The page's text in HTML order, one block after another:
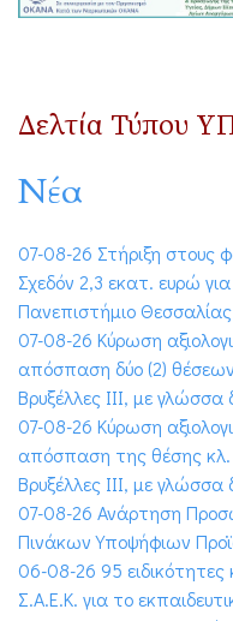
Δελτία Τύπου
Νέα
07-08-26 Στήριξη στους
Σχεδόν 2,3 εκατ. ευρώ
Πανεπιστήμιο Θεσσαλίας
07-08-26 Κύρωση
απόσπαση δύο (2)
Βρυξέλλες ΙΙΙ, με γλώσσα
07-08-26 Κύρωση
απόσπαση της θέσης
Βρυξέλλες ΙΙΙ, με γλώσσα
07-08-26 Ανάρτηση
Πινάκων Υποψήφιων
06-08-26 95
Σ.Α.Ε.Κ. για το